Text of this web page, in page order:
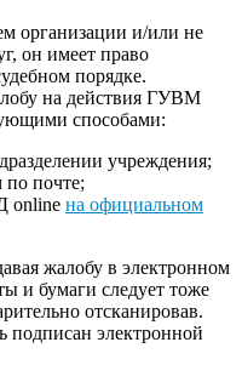
организации и/или не
он имеет право
порядке.
на действия ГУВМ
способами:
учреждения;
по почте;
online на официальном
жалобу в электронном
и бумаги следует тоже
отсканировав.
подписан электронной